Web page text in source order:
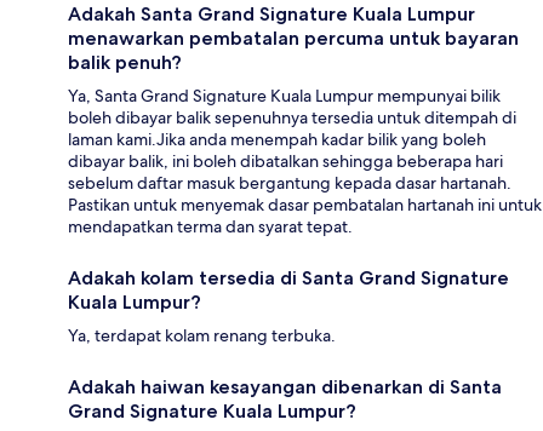
Adakah Santa Grand Signature Kuala Lumpur
menawarkan pembatalan percuma untuk bayaran
balik penuh?
Ya, Santa Grand Signature Kuala Lumpur mempunyai bilik
boleh dibayar balik sepenuhnya tersedia untuk ditempah di
laman kami.Jika anda menempah kadar bilik yang boleh
dibayar balik, ini boleh dibatalkan sehingga beberapa hari
sebelum daftar masuk bergantung kepada dasar hartanah.
Pastikan untuk menyemak dasar pembatalan hartanah ini untuk
mendapatkan terma dan syarat tepat.
Adakah kolam tersedia di Santa Grand Signature
Kuala Lumpur?
Ya, terdapat kolam renang terbuka.
Adakah haiwan kesayangan dibenarkan di Santa
Grand Signature Kuala Lumpur?